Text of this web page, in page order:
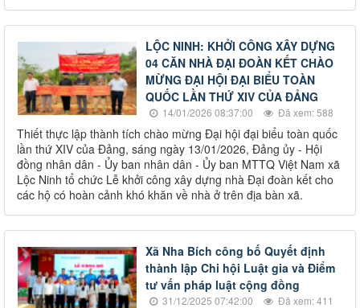
LỘC NINH: KHỞI CÔNG XÂY DỰNG
04 CĂN NHÀ ĐẠI ĐOÀN KẾT CHÀO
MỪNG ĐẠI HỘI ĐẠI BIỂU TOÀN
QUỐC LẦN THỨ XIV CỦA ĐẢNG
14/01/2026 08:37:00 Đã xem: 588
Thiết thực lập thành tích chào mừng Đại hội đại biểu toàn quốc
lần thứ XIV của Đảng, sáng ngày 13/01/2026, Đảng ủy - Hội
đồng nhân dân - Ủy ban nhân dân - Ủy ban MTTQ Việt Nam xã
Lộc Ninh tổ chức Lễ khởi công xây dựng nhà Đại đoàn kết cho
các hộ có hoàn cảnh khó khăn về nhà ở trên địa bàn xã.
Xã Nha Bích công bố Quyết định
thành lập Chi hội Luật gia và Điểm
tư vấn pháp luật cộng đồng
31/12/2025 07:42:00 Đã xem: 411